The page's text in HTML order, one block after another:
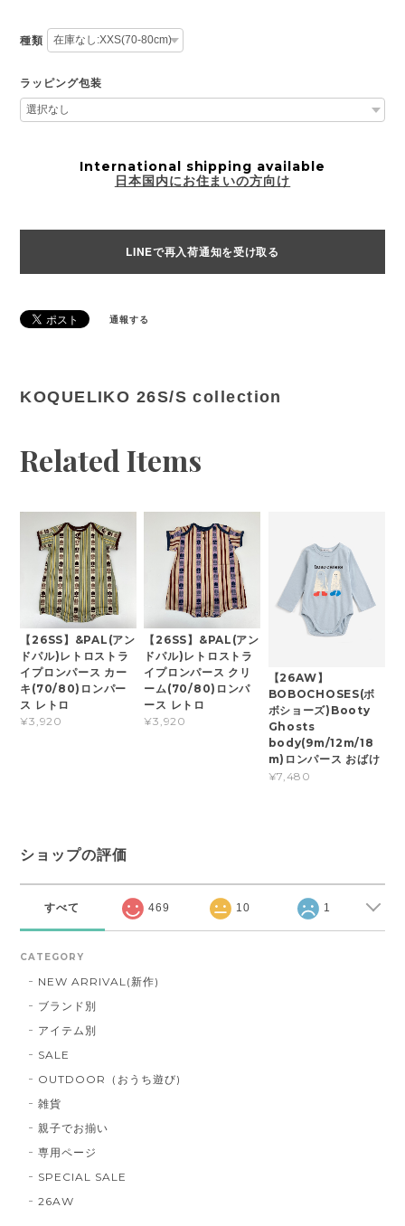
種類
ラッピング包装
International shipping available
日本国内にお住まいの方向け
LINEで再入荷通知を受け取る
通報する
KOQUELIKO 26S/S collection
Related Items
【26SS】&PAL(アン
ドパル)レトロストラ
イプロンパース カー
キ(70/80)ロンパー
ス レトロ
¥3,920
【26SS】&PAL(アン
ドパル)レトロストラ
イプロンパース クリ
ーム(70/80)ロンパ
ース レトロ
¥3,920
【26AW】
BOBOCHOSES(ボ
ボショーズ)Booty
Ghosts
body(9m/12m/18
m)ロンパース おばけ
¥7,480
ショップの評価
すべて 469 10 1
CATEGORY
NEW ARRIVAL(新作)
ブランド別
アイテム別
SALE
OUTDOOR（おうち遊び)
雑貨
親子でお揃い
専用ページ
SPECIAL SALE
26AW